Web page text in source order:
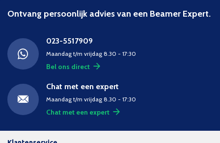
Ontvang persoonlijk advies van een Beamer Expert.
023-5517909
Maandag t/m vrijdag 8.30 - 17:30
Bel ons direct
Chat met een expert
Maandag t/m vrijdag 8.30 - 17:30
Chat met een expert